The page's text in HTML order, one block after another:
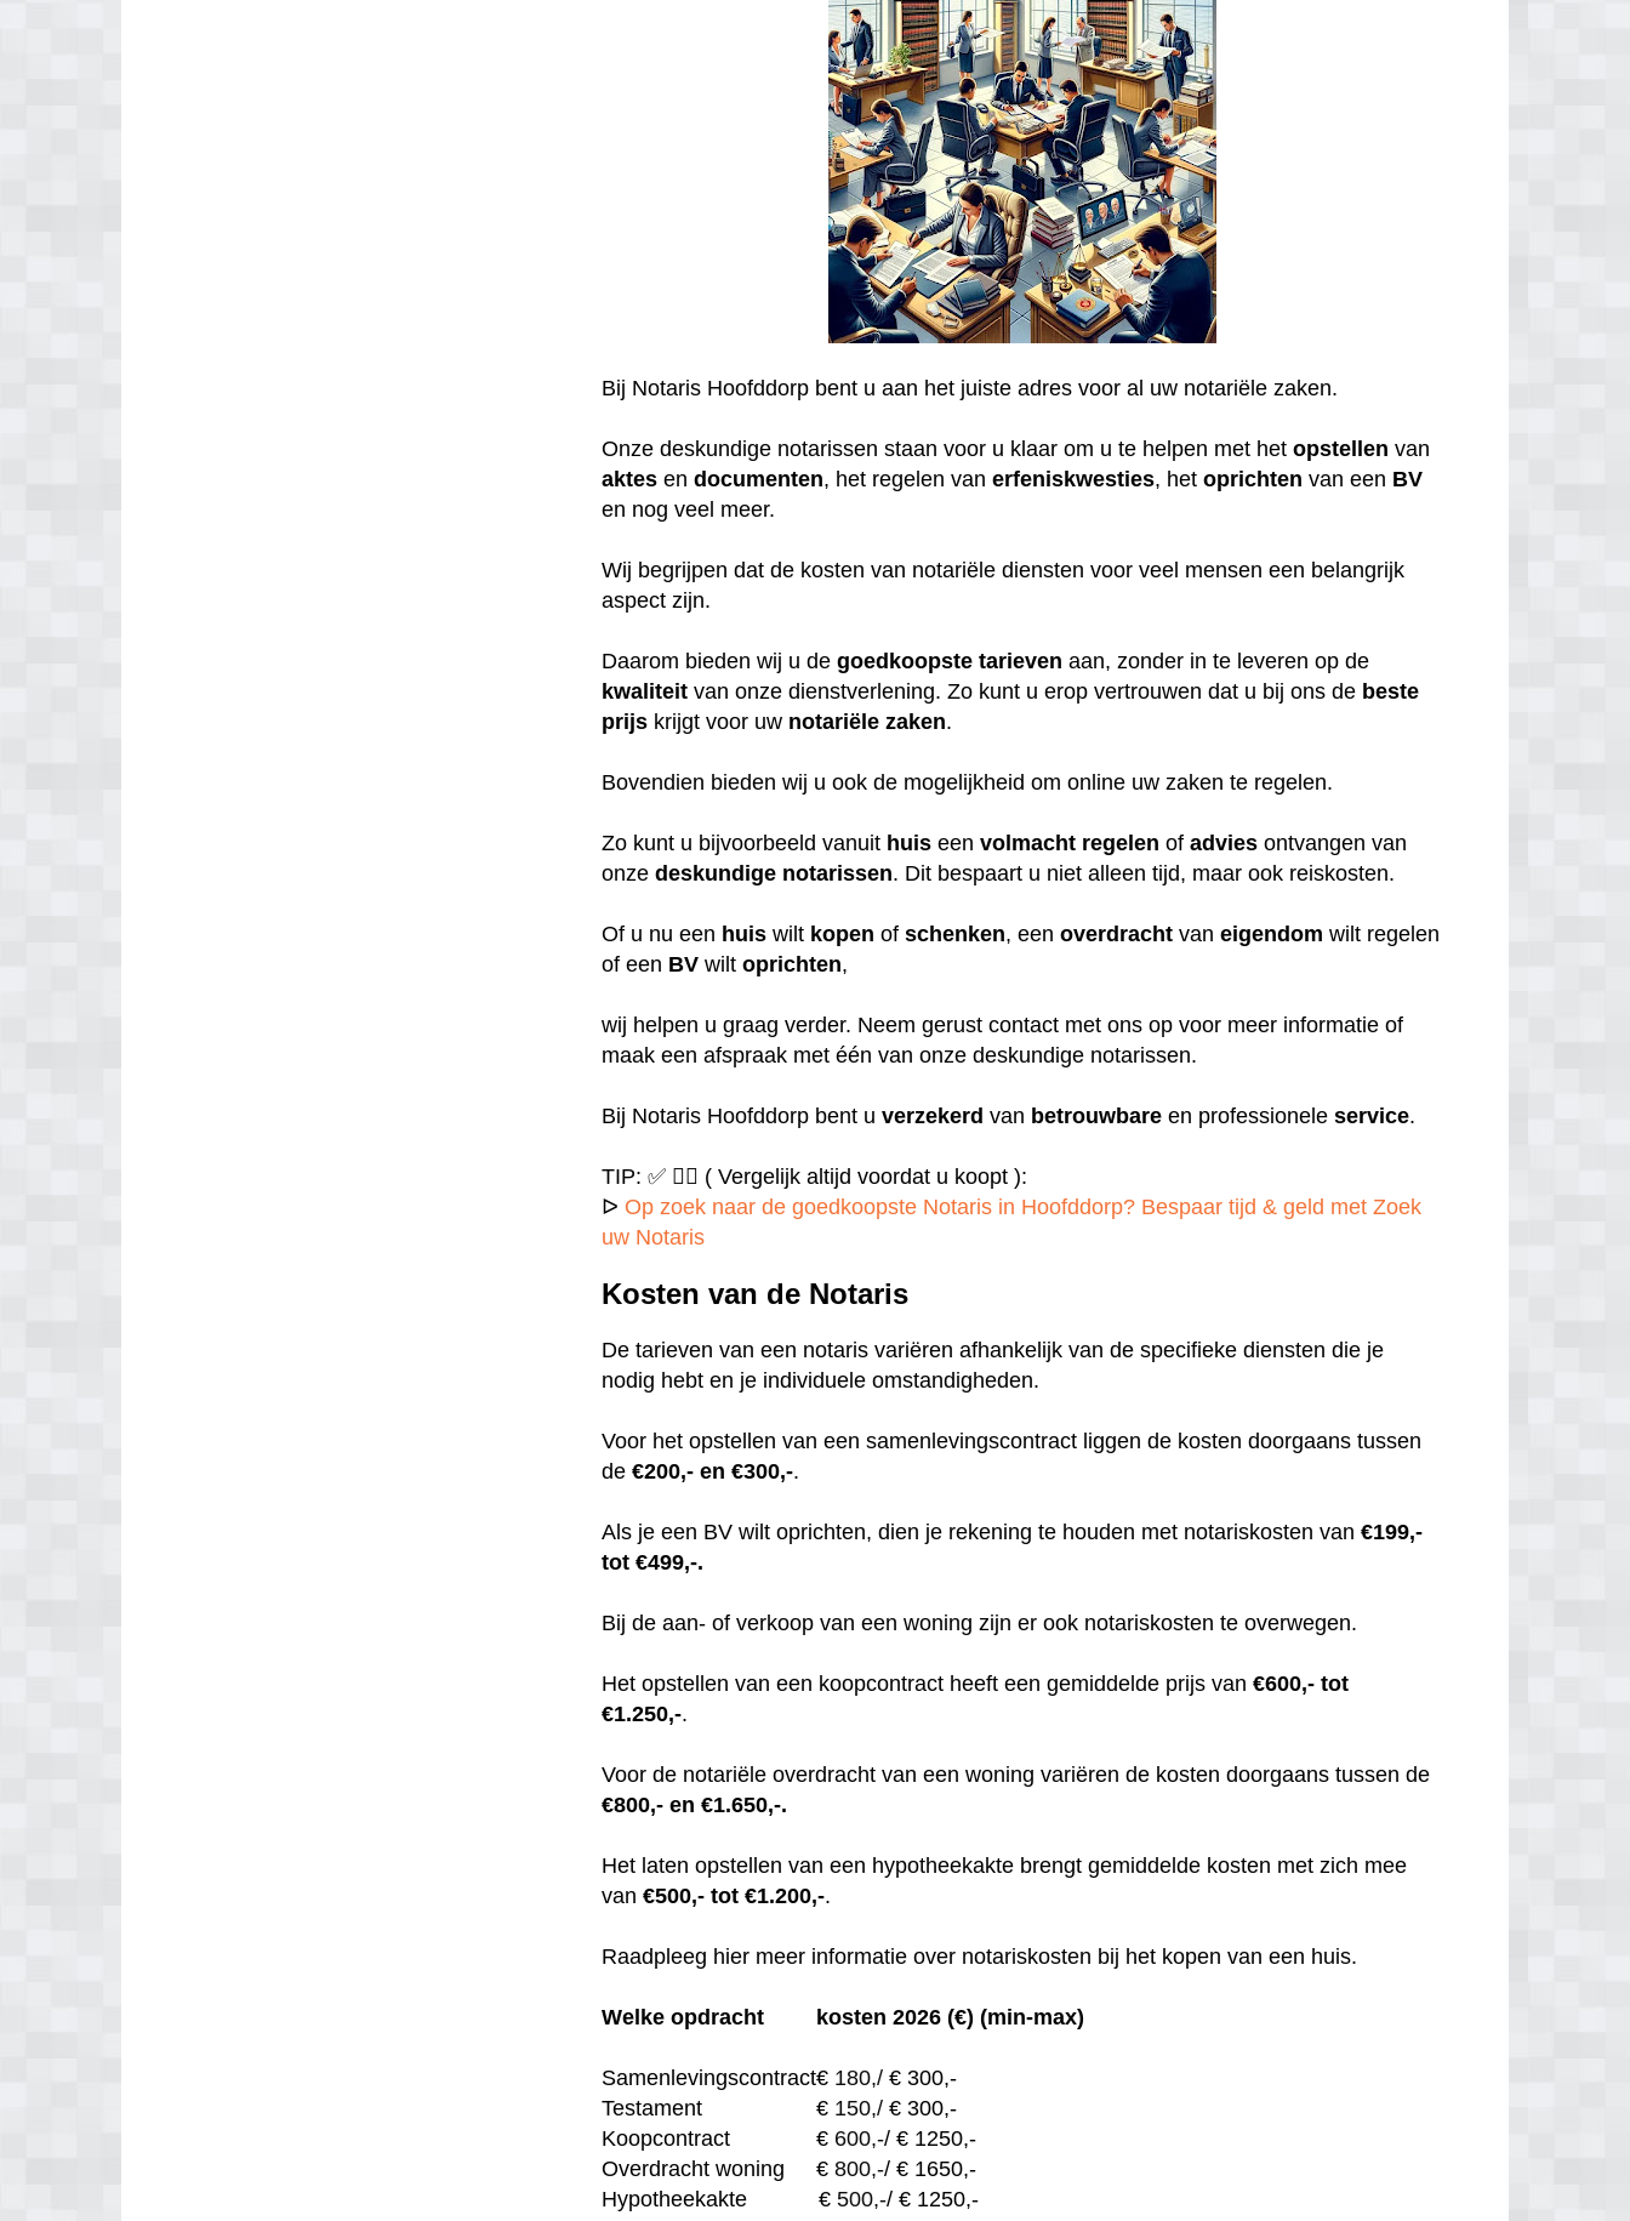
Bij Notaris Hoofddorp bent u aan het juiste adres voor al uw notariële zaken.
Onze deskundige notarissen staan voor u klaar om u te helpen met hetopstellen van
aktes endocumenten, het regelen vanerfeniskwesties, hetoprichten van een BV
en nog veel meer.
Wij begrijpen dat de kosten van notariële diensten voor veel mensen een belangrijk
aspect zijn.
Daarom bieden wij u degoedkoopste tarieven aan, zonder in te leveren op de
kwaliteit van onze dienstverlening. Zo kunt u erop vertrouwen dat u bij ons de beste
prijs krijgt voor uw notariële zaken.
Bovendien bieden wij u ook de mogelijkheid om online uw zaken te regelen.
Zo kunt u bijvoorbeeld vanuit huis eenvolmacht regelen ofadvies ontvangen van
onzedeskundige notarissen. Dit bespaart u niet alleen tijd, maar ook reiskosten.
Of u nu een huis wilt kopen ofschenken, eenoverdracht vaneigendom wilt regelen
of een BV wiltoprichten,
wij helpen u graag verder. Neem gerust contact met ons op voor meer informatie of
maak een afspraak met één van onze deskundige notarissen.
Bij Notaris Hoofddorp bent uverzekerd van betrouwbare en professioneleservice.
TIP: ✅ ✍🏻 ( Vergelijk altijd voordat u koopt ):
ᐅ Op zoek naar de goedkoopste Notaris in Hoofddorp? Bespaar tijd & geld met Zoek
uw Notaris
Kosten van de Notaris
De tarieven van een notaris variëren afhankelijk van de specifieke diensten die je
nodig hebt en je individuele omstandigheden.
Voor het opstellen van een samenlevingscontract liggen de kosten doorgaans tussen
de€200,- en €300,-.
Als je een BV wilt oprichten, dien je rekening te houden met notariskosten van€199,-
tot €499,-.
Bij de aan- of verkoop van een woning zijn er ook notariskosten te overwegen.
Het opstellen van een koopcontract heeft een gemiddelde prijs van€600,- tot
€1.250,-.
Voor de notariële overdracht van een woning variëren de kosten doorgaans tussen de
€800,- en €1.650,-.
Het laten opstellen van een hypotheekakte brengt gemiddelde kosten met zich mee
van€500,- tot €1.200,-.
Raadpleeg hier meer informatie over notariskosten bij het kopen van een huis.
Welke opdracht kosten 2026 (€) (min-max)
Samenlevingscontract€ 180,/ € 300,-
Testament
€ 150,/€ 300,-
Koopcontract
€ 600,-/ € 1250,-
Overdracht woning
€800,-/ € 1650,-
Hypotheekakte
€500,-/ € 1250,-